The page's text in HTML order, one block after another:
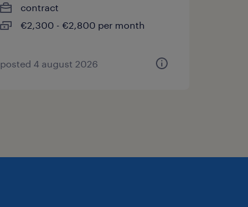
contract
€2,300 - €2,800 per month
posted 4 august 2026